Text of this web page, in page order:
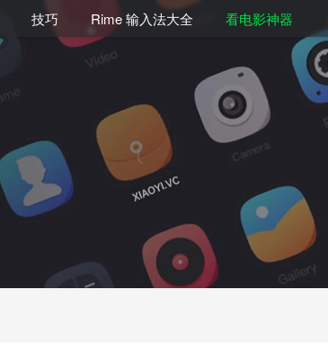
技巧 Rime 输入法大全 看电影神器